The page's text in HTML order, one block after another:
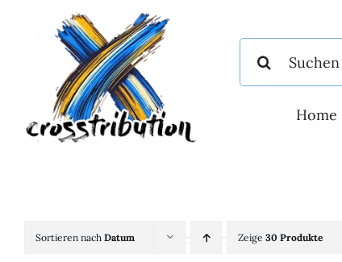
Home
Sortieren nach Datum Zeige 30 Produkte